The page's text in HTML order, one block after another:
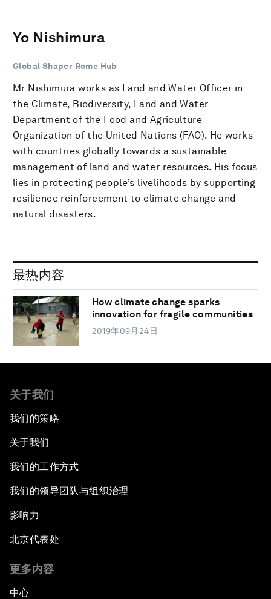
Yo Nishimura
Global Shaper Rome Hub
Mr Nishimura works as Land and Water Officer in
the Climate, Biodiversity, Land and Water
Department of the Food and Agriculture
Organization of the United Nations (FAO). He works
with countries globally towards a sustainable
management of land and water resources. His focus
lies in protecting people’s livelihoods by supporting
resilience reinforcement to climate change and
natural disasters.
最热内容
How climate change sparks
innovation for fragile communities
2019年09月24日
关于我们
我们的策略
关于我们
我们的工作方式
我们的领导团队与组织治理
影响力
北京代表处
更多内容
中心